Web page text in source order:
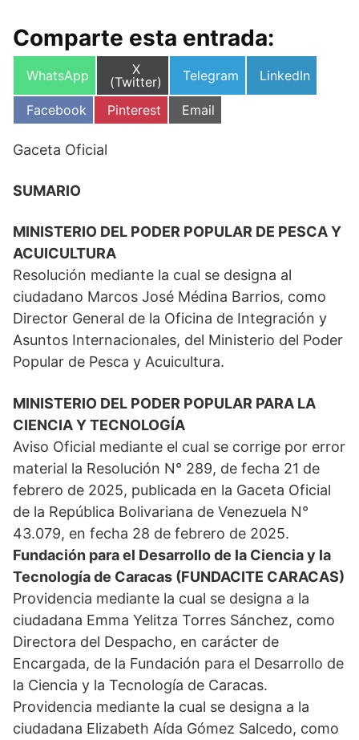
Comparte esta entrada:
Compartir
WhatsApp
Compartir
en
X
(Twitter)
Compartir
Telegram
Compartir
LinkedIn
Compartir
en
Facebook
Compartir
en
Pinterest
Compartir
en
Email
Gaceta Oficial
SUMARIO
MINISTERIO DEL PODER POPULAR DE PESCA Y
ACUICULTURA
Resolución mediante la cual se designa al
ciudadano Marcos José Médina Barrios, como
Director General de la Oficina de Integración y
Asuntos Internacionales, del Ministerio del Poder
Popular de Pesca y Acuicultura.
MINISTERIO DEL PODER POPULAR PARA LA
CIENCIA Y TECNOLOGÍA
Aviso Oficial mediante el cual se corrige por error
material la Resolución N° 289, de fecha 21 de
febrero de 2025, publicada en la Gaceta Oficial
de la República Bolivariana de Venezuela N°
43.079, en fecha 28 de febrero de 2025.
Fundación para el Desarrollo de la Ciencia y la
Tecnología de Caracas (FUNDACITE CARACAS)
Providencia mediante la cual se designa a la
ciudadana Emma Yelitza Torres Sánchez, como
Directora del Despacho, en carácter de
Encargada, de la Fundación para el Desarrollo de
la Ciencia y la Tecnología de Caracas.
Providencia mediante la cual se designa a la
ciudadana Elizabeth Aída Gómez Salcedo, como